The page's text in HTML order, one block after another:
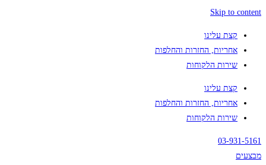
Skip to content
קצת עלינו
אחריות, החזרות והחלפות
שירות הלקוחות
קצת עלינו
אחריות, החזרות והחלפות
שירות הלקוחות
03-931-5161
מבצעים